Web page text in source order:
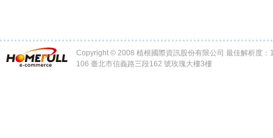
Copyright © 2008 植根國際資訊股份有限公司 最佳解析度：
106 臺北市信義路三段162 號玫瑰大樓3樓